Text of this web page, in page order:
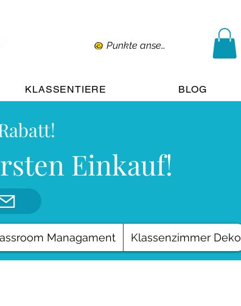
Punkte ansehen
KLASSENTIERE BLOG
Einkauf!
Managament Klassenzimmer Deko